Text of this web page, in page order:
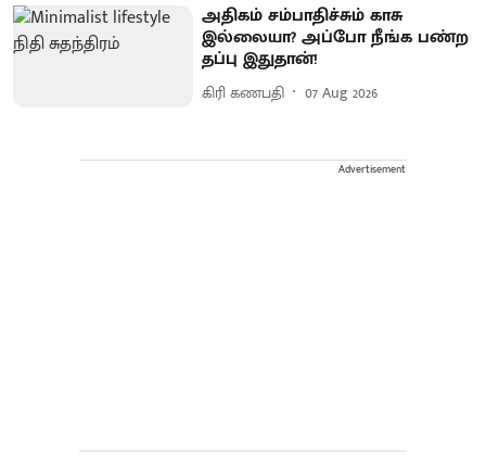
அதிகம் சம்பாதிச்சும் காசு
இல்லையா? அப்போ நீங்க பண்ற
தப்பு இதுதான்!
கிரி கணபதி 07 Aug 2026
Advertisement